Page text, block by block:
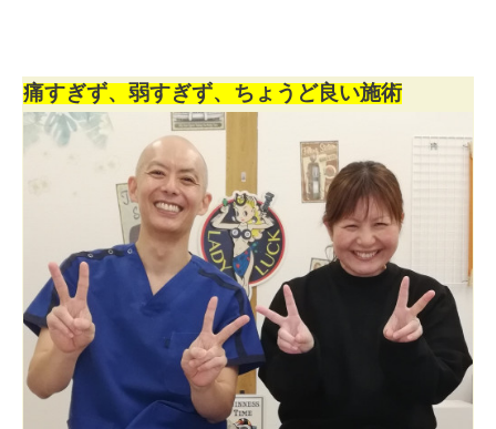
痛すぎず、弱すぎず、ちょうど良い施術